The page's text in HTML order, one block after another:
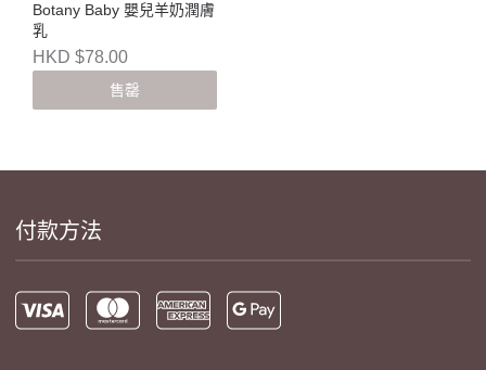
Botany Baby 嬰兒羊奶潤膚
乳
HKD $78.00
售罄
付款方法